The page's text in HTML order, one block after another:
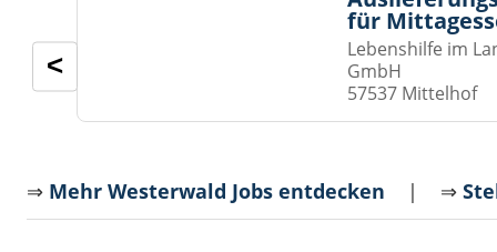
für
Lebenshilfe im
GmbH
57537 Mittelhof
<
⇒ Mehr Westerwald Jobs entdecken | ⇒